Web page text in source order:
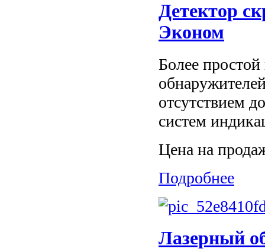
Детектор
Эконом
Более
отсутствием
систем
Цена на
Подробнее
Лазерный